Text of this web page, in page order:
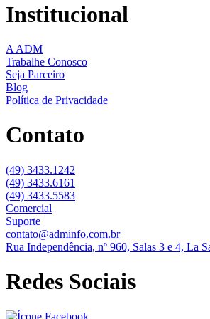
Institucional
A ADM
Trabalhe Conosco
Seja Parceiro
Blog
Política de Privacidade
Contato
(49) 3433.1242
(49) 3433.6161
(49) 3433.5583
Comercial
Suporte
contato@adminfo.com.br
Rua Independência, nº 960, Salas 3 e 4, La
Redes Sociais